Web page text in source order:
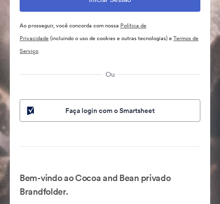
Ao prosseguir, você concorda com nossa Política de
Privacidade(incluindo o uso de cookies e outras tecnologias) eTermos de
Serviço
Ou
Faça login com o Smartsheet
Bem-vindo ao Cocoa and Bean privado
Brandfolder.